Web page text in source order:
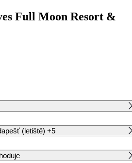
Full Moon Resort &
(letiště) +5